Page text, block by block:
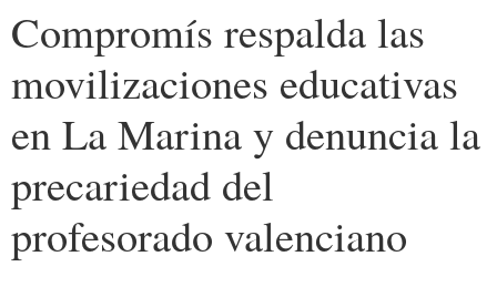
Compromís respalda las
movilizaciones educativas
en La Marina y denuncia la
precariedad del
profesorado valenciano